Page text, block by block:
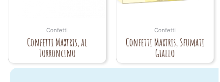
Confetti
Confetti Maxtris, al
Torroncino
Confetti
Confetti Maxtris, Sfumati
Giallo